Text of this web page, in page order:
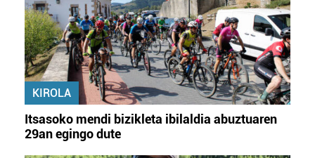
KIROLA
Itsasoko mendi bizikleta ibilaldia abuztuaren
29an egingo dute